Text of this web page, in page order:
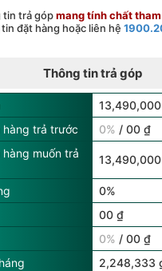
tin trả gópmang tính chất
đặt hàng hoặc liên hệ
Thông tin trả góp
hàng trả trước
0% / 00 ₫
muốn trả
0%
00 ₫
0% / 00 ₫
2,248,333